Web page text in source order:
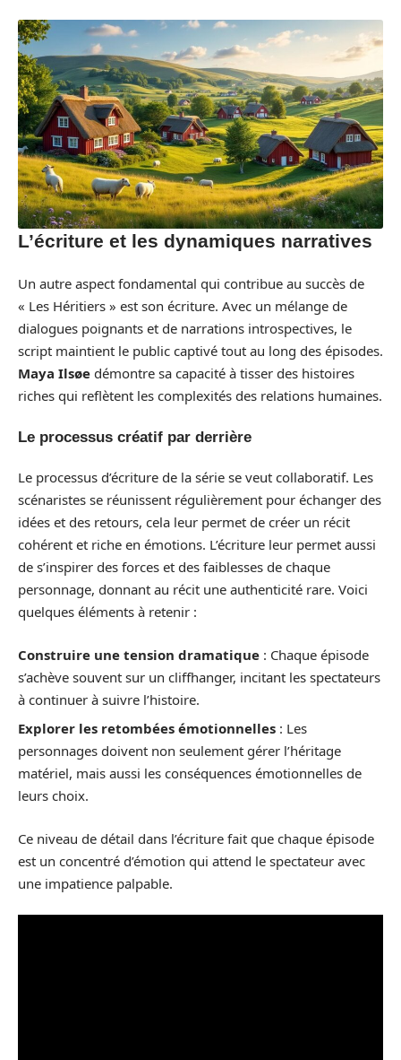
L’écriture et les dynamiques narratives
Un autre aspect fondamental qui contribue au succès de
« Les Héritiers » est son écriture. Avec un mélange de
dialogues poignants et de narrations introspectives, le
script maintient le public captivé tout au long des épisodes.
Maya Ilsøe démontre sa capacité à tisser des histoires
riches qui reflètent les complexités des relations humaines.
Le processus créatif par derrière
Le processus d’écriture de la série se veut collaboratif. Les
scénaristes se réunissent régulièrement pour échanger des
idées et des retours, cela leur permet de créer un récit
cohérent et riche en émotions. L’écriture leur permet aussi
de s’inspirer des forces et des faiblesses de chaque
personnage, donnant au récit une authenticité rare. Voici
quelques éléments à retenir :
Construire une tension dramatique : Chaque épisode
s’achève souvent sur un cliffhanger, incitant les spectateurs
à continuer à suivre l’histoire.
Explorer les retombées émotionnelles : Les
personnages doivent non seulement gérer l’héritage
matériel, mais aussi les conséquences émotionnelles de
leurs choix.
Ce niveau de détail dans l’écriture fait que chaque épisode
est un concentré d’émotion qui attend le spectateur avec
une impatience palpable.